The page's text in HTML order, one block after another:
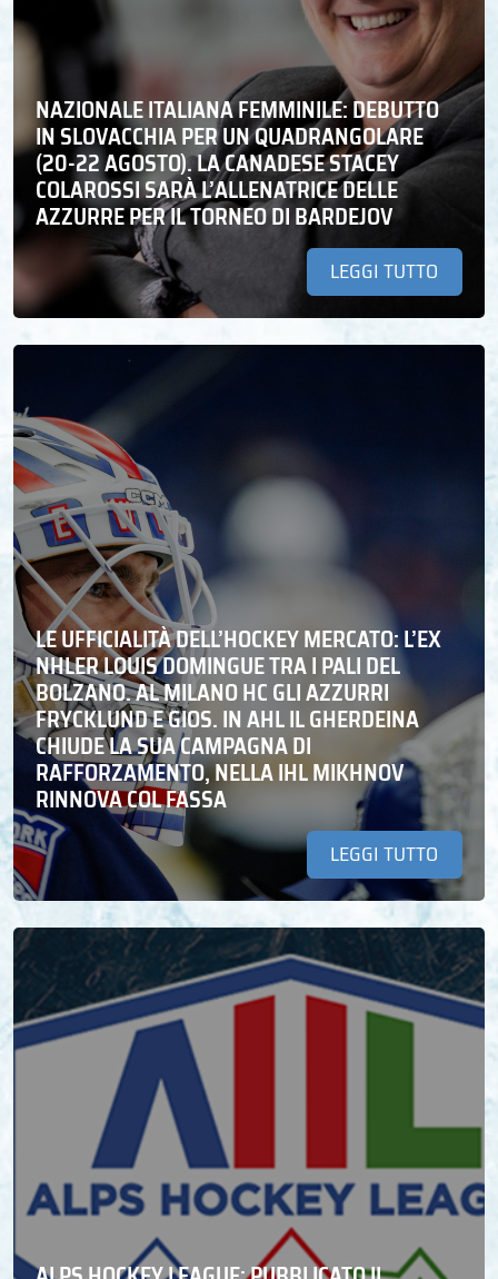
NAZIONALE ITALIANA FEMMINILE: DEBUTTO
IN SLOVACCHIA PER UN QUADRANGOLARE
(20-22 AGOSTO). LA CANADESE STACEY
COLAROSSI SARÀ L’ALLENATRICE DELLE
AZZURRE PER IL TORNEO DI BARDEJOV
LEGGI TUTTO
LE UFFICIALITÀ DELL’HOCKEY MERCATO: L’EX
NHLER LOUIS DOMINGUE TRA I PALI DEL
BOLZANO. AL MILANO HC GLI AZZURRI
FRYCKLUND E GIOS. IN AHL IL GHERDEINA
CHIUDE LA SUA CAMPAGNA DI
RAFFORZAMENTO, NELLA IHL MIKHNOV
RINNOVA COL FASSA
LEGGI TUTTO